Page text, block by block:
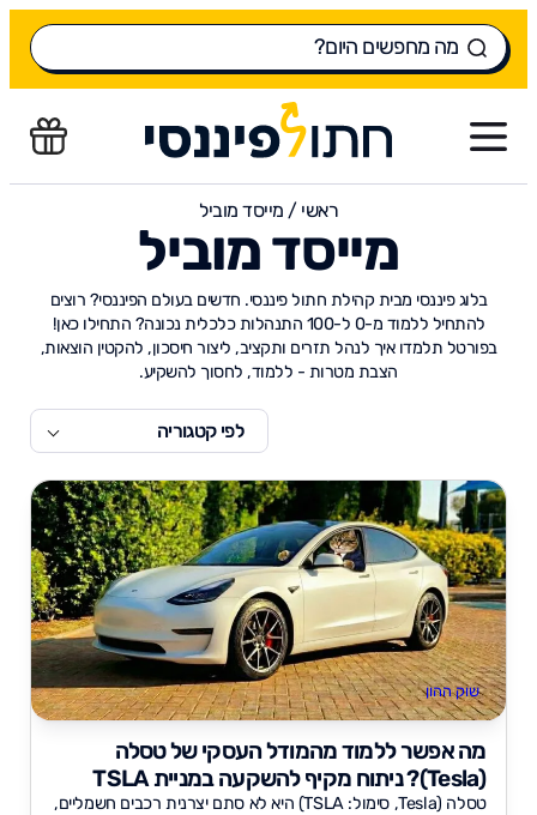
ראשי / מייסד מוביל
מייסד מוביל
בלוג פיננסי מבית קהילת חתול פיננסי. חדשים בעולם הפיננסי? רוצים
להתחיל ללמוד מ-0 ל-100 התנהלות כלכלית נכונה? התחילו כאן!
בפורטל תלמדו איך לנהל תזרים ותקציב, ליצור חיסכון, להקטין הוצאות,
הצבת מטרות - ללמוד, לחסוך להשקיע.
לפי קטגוריה
שוק ההון
מה אפשר ללמוד מהמודל העסקי של טסלה
(Tesla)? ניתוח מקיף להשקעה במניית TSLA
טסלה (Tesla, סימול: TSLA) היא לא סתם יצרנית רכבים חשמליים,